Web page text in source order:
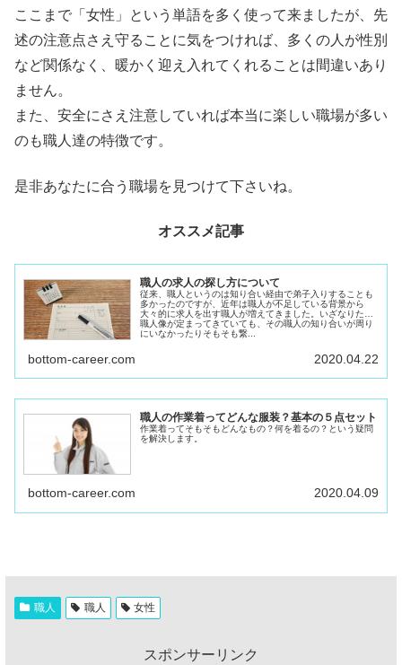
ここまで「女性」という単語を多く使って来ましたが、先
述の注意点さえ守ることに気をつければ、多くの人が性別
など関係なく、暖かく迎え入れてくれることは間違いあり
ません。
また、安全にさえ注意していれば本当に楽しい職場が多い
のも職人達の特徴です。
是非あなたに合う職場を見つけて下さいね。
オススメ記事
職人の求人の探し方について
従来、職人というのは知り合い経由で弟子入りすることも
多かったのですが、近年は職人が不足している背景から
大々的に求人を出す職人が増えてきました。いざなりたい
職人像が定まってきていても、その職人の知り合いが周り
にいなかったりそもそも繋...
bottom-career.com 2020.04.22
職人の作業着ってどんな服装？基本の５点セット
作業着ってそもそもどんなもの？何を着るの？という疑問
を解決します。
bottom-career.com 2020.04.09
職人 職人 女性
スポンサーリンク